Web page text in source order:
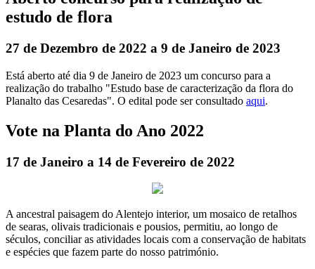
estudo de flora
27 de Dezembro de 2022 a 9 de Janeiro de 2023
Está aberto até dia 9 de Janeiro de 2023 um concurso para a
realização do trabalho "Estudo base de caracterização da flora do
Planalto das Cesaredas". O edital pode ser consultado aqui.
Vote na Planta do Ano 2022
17 de Janeiro a 14 de Fevereiro de 2022
A ancestral paisagem do Alentejo interior, um mosaico de retalhos
de searas, olivais tradicionais e pousios, permitiu, ao longo de
séculos, conciliar as atividades locais com a conservação de habitats
e espécies que fazem parte do nosso património.